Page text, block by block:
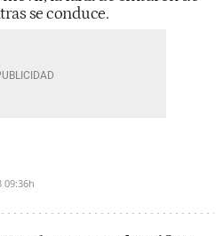
se conduce.
09:36h